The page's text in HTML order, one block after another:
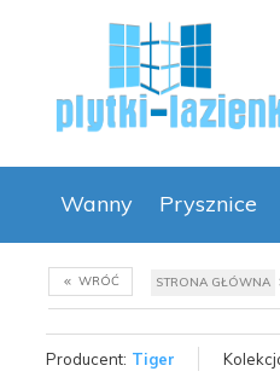
Wanny Prysznice
WRÓĆ STRONA GŁÓWNA
Producent: Tiger